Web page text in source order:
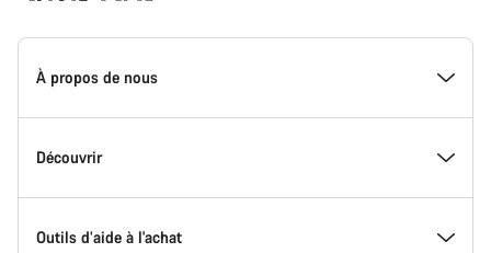
Page
d'accueil
Canyon
-
Canyon
À propos de nous
Inside Canyon
L'innovation chez Canyon
Découvrir
Evénements
Outils d’aide à l'achat